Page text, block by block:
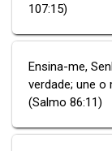
107:15)
Ensina-me,
verdade; une
(Salmo 86:11)